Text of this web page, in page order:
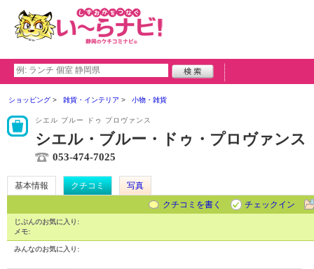
ショッピング 雑貨・インテリア 小物・雑貨
シエル ブルー ドゥ プロヴァンス
シエル・ブルー・ドゥ・プロヴァンス
053-474-7025
基本情報 クチコミ
写真
クチコミを書く
チェックイン
じぶんのお気に入り:
メモ:
みんなのお気に入り: